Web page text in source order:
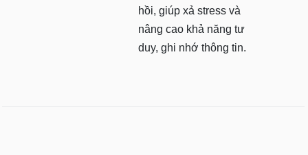
hồi, giúp xả stress và
nâng cao khả năng tư
duy, ghi nhớ thông tin.